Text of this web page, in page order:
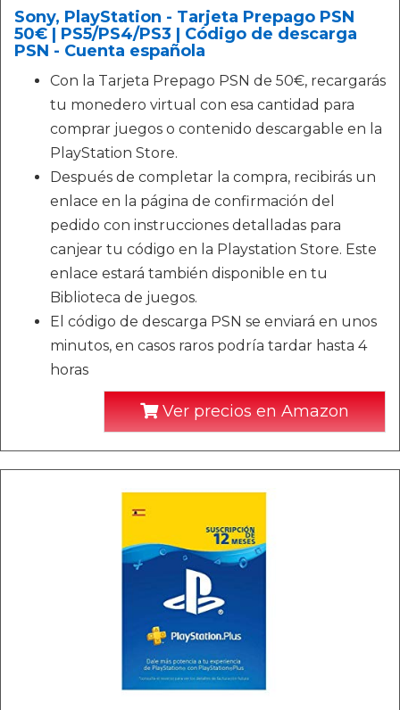
Sony, PlayStation - Tarjeta Prepago PSN
50€ | PS5/PS4/PS3 | Código de descarga
PSN - Cuenta española
Con la Tarjeta Prepago PSN de 50€, recargarás
tu monedero virtual con esa cantidad para
comprar juegos o contenido descargable en la
PlayStation Store.
Después de completar la compra, recibirás un
enlace en la página de confirmación del
pedido con instrucciones detalladas para
canjear tu código en la Playstation Store. Este
enlace estará también disponible en tu
Biblioteca de juegos.
El código de descarga PSN se enviará en unos
minutos, en casos raros podría tardar hasta 4
horas
Ver precios en Amazon